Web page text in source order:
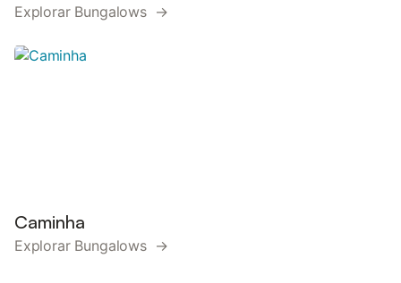
Explorar Bungalows →
Caminha
Explorar Bungalows →